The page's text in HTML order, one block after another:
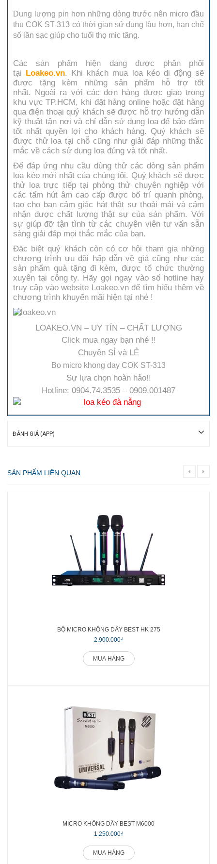
Dung lượng pin hơn những dòng trước nên micro đầu
thu COK ST-313 có thời gian sử dụng lâu hơn, hạn chế
số lần sạc giúp cho tuổi thọ mic tăng.
Các sản phẩm hiện đang được phân phối
tại Loakeo.vn. Khi khách mua loa kéo di động sẽ
được tặng kèm những sản phẩm hỗ trợ tốt
nhất. Ngoài ra với các đơn hàng được giao trong
khu vực TP.HCM, khi đặt hàng online hoặc đặt hàng
qua điện thoại quý khách sẽ được hỗ trợ hướng dẫn
kỹ thuật tận nơi và chỉ dẫn sử dụng loa để bảo đảm
tốt nhất quyền lợi cho khách hàng. Quý khách sẽ
được thử loa tại chỗ cũng như giải đáp những thắc
mắc về cách sử dụng loa đúng và tốt nhất.
Để đáp ứng nhu cầu dùng thử các dòng sản phẩm
loa kéo mới nhất của chúng tôi. Quý khách sẽ được
thử loa trực tiếp tại phòng thử chuyên nghiệp với
các tấm hút âm cao cấp được bố trí quanh phòng,
tạo cho bạn cảm giác hát thật sự thoải mái và cảm
nhận được chất lượng thật sự của sản phẩm. Với
sự giúp đỡ tận tình từ các chuyên viên tư vấn sẵn
sàng giải đáp mọi thắc mắc của bạn.
Đặc biệt quý khách còn có cơ hội tham gia những
chương trình ưu đãi hấp dẫn về giá cũng như các
sản phẩm quà tặng đi kèm, được tổ chức thường
xuyên tại công ty. Hãy gọi ngay vào số hotline hay
truy cập vào website Loakeo.vn để tìm hiểu thêm về
chương trình khuyến mãi hiện tại nhé !
LOAKEO.VN – UY TÍN – CHẤT LƯỢNG
Click mua ngay bạn nhé !!
Chuyên SỈ và LẺ
Bo micro khong day COK ST-313
Sự lựa chọn hoàn hảo!!
Hotline: 0904.74.3535 – 0909.001487
ĐÁNH GIÁ (APP)
SẢN PHẨM LIÊN QUAN
BỘ MICRO KHÔNG DÂY BEST HK 275
2.900.000₫
MUA HÀNG
MICRO KHÔNG DÂY BEST M6000
1.250.000₫
MUA HÀNG